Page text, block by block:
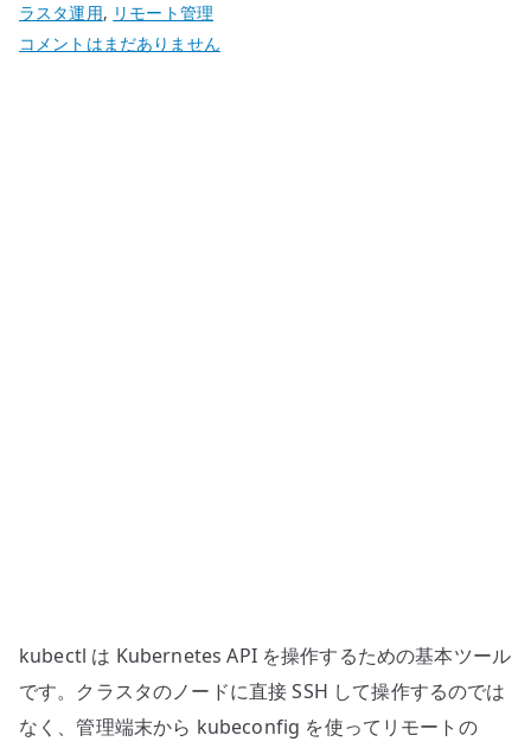
ラスタ運用, リモート管理
Kubernetes
本
へ
の
コメントはまだありません
kubectl は Kubernetes API を操作するための基本ツール
です。クラスタのノードに直接 SSH して操作するのでは
なく、管理端末から kubeconfig を使ってリモートの